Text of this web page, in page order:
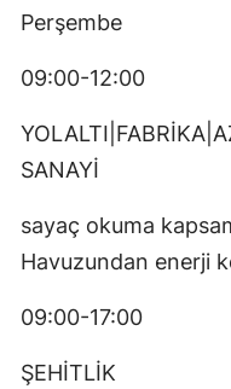
Perşembe
09:00-12:00
SANAYİ
sayaç okuma
Havuzundan enerji
09:00-17:00
ŞEHİTLİK